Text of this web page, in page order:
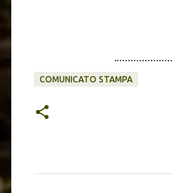
COMUNICATO STAMPA